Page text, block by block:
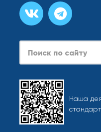
Search
Наша